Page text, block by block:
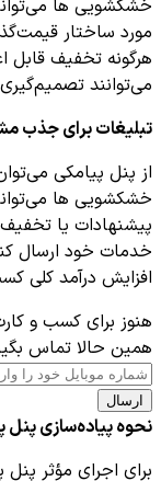
خشکشویی ها
مورد ساختار
هرگونه تخفیف قابل
می‌توانند
تبلیغات برای جذب
از پنل پیامکی
خشکشویی ها
پیشنهادات یا
خدمات خود ارسال
افزایش درآمد کلی
هنوز برای کسب و
همین حالا تماس
ارسال
نحوه پیاده‌سازی
برای اجرای مؤثر پنل